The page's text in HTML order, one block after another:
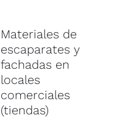
Materiales de
escaparates y
fachadas en
locales
comerciales
(tiendas)